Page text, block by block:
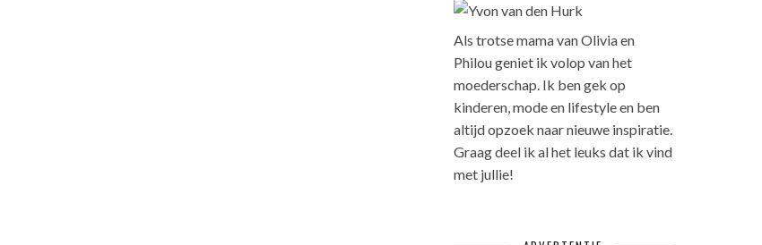
Als trotse mama van Olivia en
Philou geniet ik volop van het
moederschap. Ik ben gek op
kinderen, mode en lifestyle en ben
altijd opzoek naar nieuwe inspiratie.
Graag deel ik al het leuks dat ik vind
met jullie!